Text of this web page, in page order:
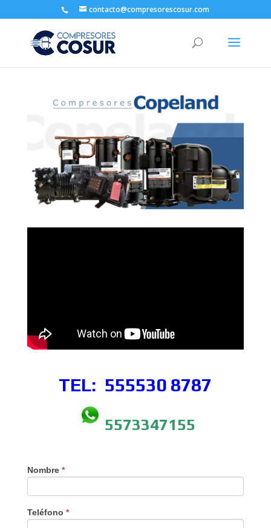
contacto@compresorescosur.com
TEL: 555530 8787
5573347155
Nombre *
Teléfono *